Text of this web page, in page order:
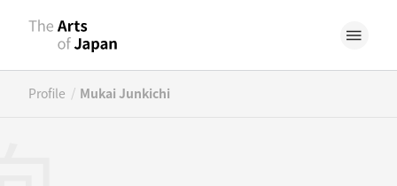
Profile / Mukai Junkichi